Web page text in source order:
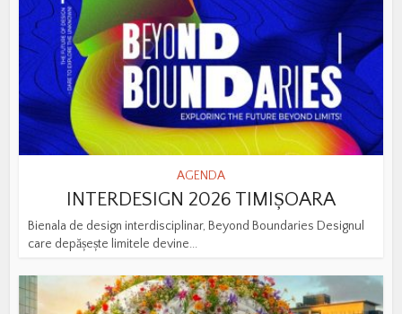
AGENDA
INTERDESIGN 2026 TIMIȘOARA
Bienala de design interdisciplinar, Beyond Boundaries Designul
care depășește limitele devine...